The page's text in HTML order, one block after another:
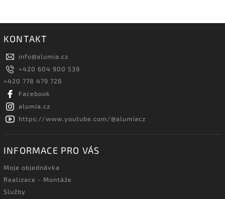
KONTAKT
info@alumia.cz
+420 604 900 539
+420 778 479 728
Facebook
alumia.cz
https://www.youtube.com/@alumiacz
INFORMACE PRO VÁS
Moje objednávka
Realizace - Montáže
Služby